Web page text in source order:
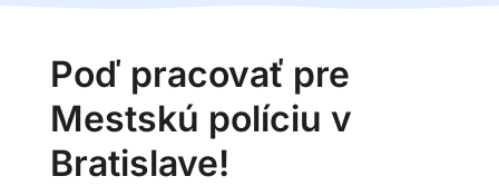
Poď pracovať pre
Mestskú políciu v
Bratislave!